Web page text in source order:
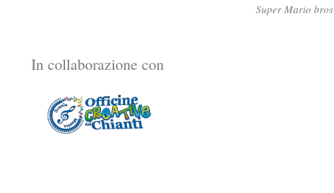
Super Mario bros
In collaborazione con